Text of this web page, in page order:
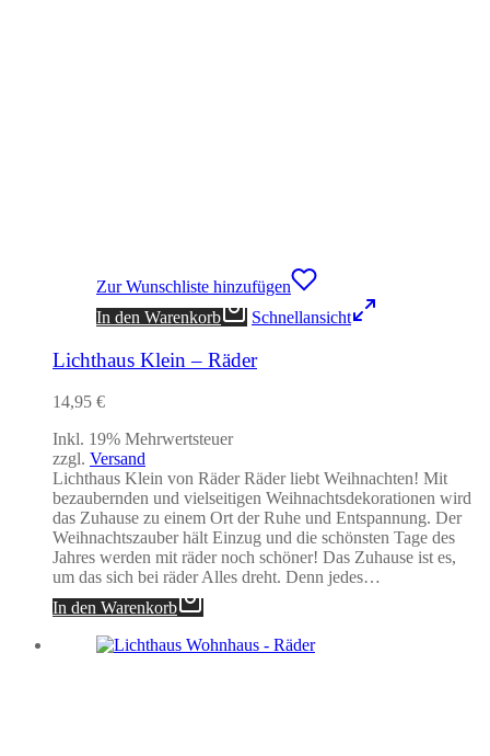
Zur Wunschliste hinzufügen
In den Warenkorb
Schnellansicht
Lichthaus Klein – Räder
14,95 €
Inkl. 19% Mehrwertsteuer
zzgl. Versand
Lichthaus Klein von Räder Räder liebt Weihnachten! Mit
bezaubernden und vielseitigen Weihnachtsdekorationen wird
das Zuhause zu einem Ort der Ruhe und Entspannung. Der
Weihnachtszauber hält Einzug und die schönsten Tage des
Jahres werden mit räder noch schöner! Das Zuhause ist es,
um das sich bei räder Alles dreht. Denn jedes…
In den Warenkorb